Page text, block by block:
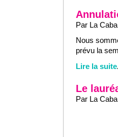
Par La
Nous
prévu la
Lire la suite
Le
Par La